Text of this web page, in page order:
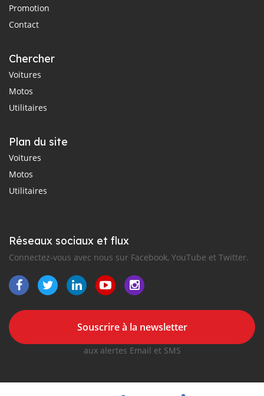
Promotion
Contact
Chercher
Voitures
Motos
Utilitaires
Plan du site
Voitures
Motos
Utilitaires
Réseaux sociaux et flux
Connectez-vous avec nous sur Facebook, YouTube et Twitter.
Souscrire à la newsletter
aux alertes Email et SMS